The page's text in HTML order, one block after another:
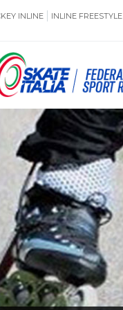
INLINE INLINE FREESTYLE